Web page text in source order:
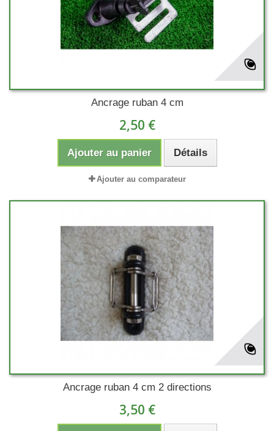
Ancrage ruban 4 cm
2,50 €
Ajouter au panier Détails
Ajouter au comparateur
Ancrage ruban 4 cm 2 directions
3,50 €